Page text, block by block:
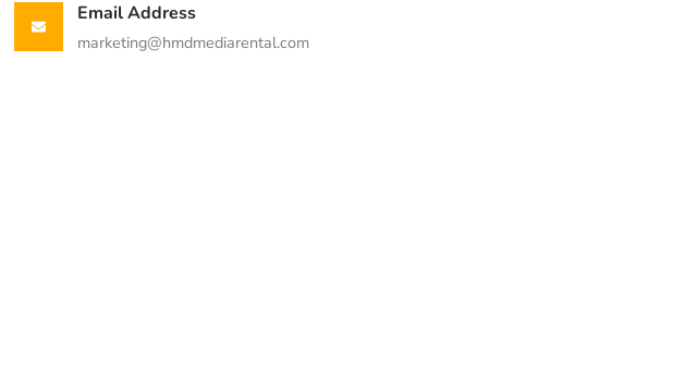
Email Address
marketing@hmdmediarental.com